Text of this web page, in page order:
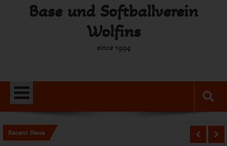
Base und Softballverein
Wolfins
since 1994
Recent News